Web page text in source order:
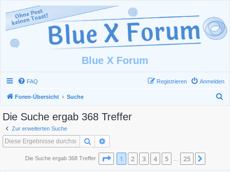
Blue X Forum
FAQ Anmelden
Registrieren
Foren-Übersicht Suche
Die Suche ergab 368 Treffer
Zur erweiterten Suche
Suche
Die Suche ergab 368 Treffer Seite 1von 25
1 2 3 4 5 25